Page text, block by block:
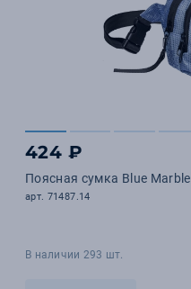
424 ₽
Поясная сумка Blue Marble
арт. 71487.14
В наличии 293 шт.